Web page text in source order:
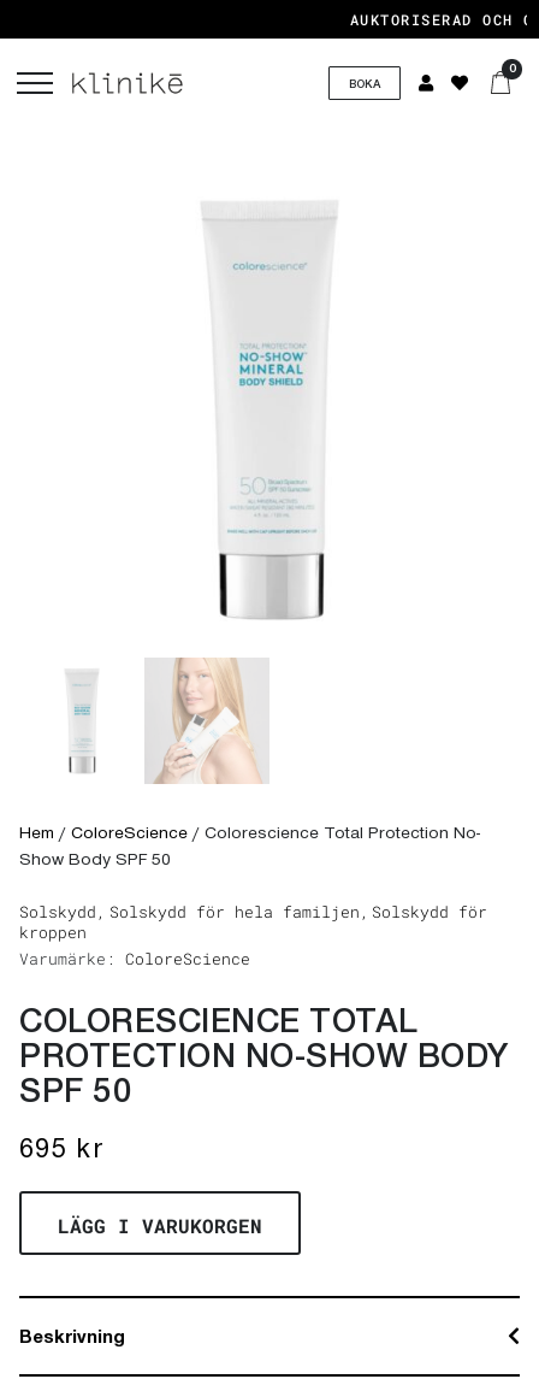
AUKTORISERAD OCH
BOKA
0
Hem / ColoreScience / Colorescience Total Protection No-
Show Body SPF 50
Solskydd, Solskydd för hela familjen, Solskydd för
kroppen
Varumärke: ColoreScience
COLORESCIENCE TOTAL
PROTECTION NO-SHOW BODY
SPF 50
695 kr
LÄGG I VARUKORGEN
Beskrivning